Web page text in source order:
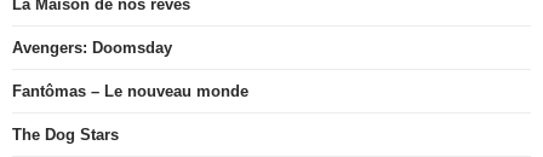
La Maison de nos rêves
Avengers: Doomsday
Fantômas – Le nouveau monde
The Dog Stars